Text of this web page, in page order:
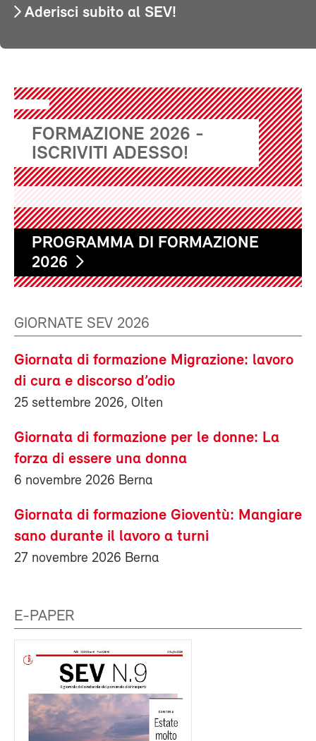
Aderisci subito al SEV!
FORMAZIONE 2026 -
ISCRIVITI ADESSO!
PROGRAMMA DI FORMAZIONE
2026
GIORNATE SEV 2026
Giornata di formazione Migrazione: lavoro
di cura e discorso d’odio
25 settembre 2026, Olten
Giornata di formazione per le donne: La
forza di essere una donna
6 novembre 2026 Berna
Giornata di formazione Gioventù: Mangiare
sano durante il lavoro a turni
27 novembre 2026 Berna
E-PAPER